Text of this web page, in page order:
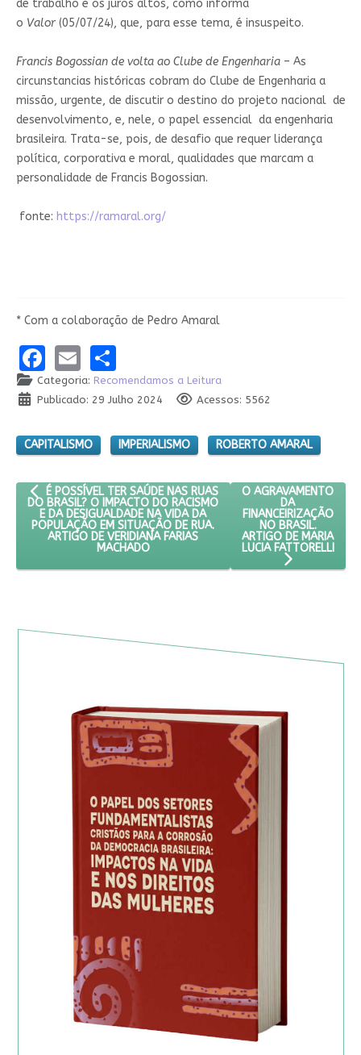
de trabalho e os juros altos, como informa
o Valor(05/07/24), que, para esse tema, é insuspeito.
Francis Bogossian de volta ao Clube de Engenharia – As
circunstancias históricas cobram do Clube de Engenharia a
missão, urgente, de discutir o destino do projeto nacional de
desenvolvimento, e, nele, o papel essencial da engenharia
brasileira. Trata-se, pois, de desafio que requer liderança
política, corporativa e moral, qualidades que marcam a
personalidade de Francis Bogossian.
fonte: https://ramaral.org/
*Com a colaboração de Pedro Amaral
Facebook
EmailShare
Categoria: Recomendamos a Leitura
Publicado: 29 Julho 2024
Acessos: 5562
CAPITALISMO IMPERIALISMO ROBERTO AMARAL
ARTIGO ANTERIOR: É POSSÍVEL TER SAÚDE NAS RUAS DO
É POSSÍVEL TER SAÚDE NAS RUAS
DO BRASIL? O IMPACTO DO RACISMO
E DA DESIGUALDADE NA VIDA DA
POPULAÇÃO EM SITUAÇÃO DE RUA.
ARTIGO DE VERIDIANA FARIAS
MACHADO
PRÓXIMO ARTIGO: O
O AGRAVAMENTO
DA
FINANCEIRIZAÇÃO
NO BRASIL.
ARTIGO DE MARIA
LUCIA FATTORELLI